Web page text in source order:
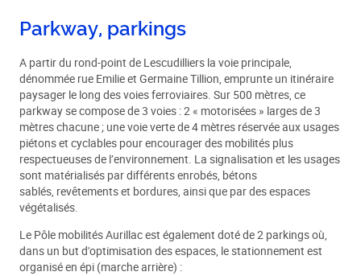
Parkway, parkings
A partir du rond-point de Lescudilliers la voie principale,
dénommée rue Emilie et Germaine Tillion, emprunte un itinéraire
paysager le long des voies ferroviaires. Sur 500 mètres, ce
parkway se compose de 3 voies : 2 « motorisées » larges de 3
mètres chacune ; une voie verte de 4 mètres réservée aux usages
piétons et cyclables pour encourager des mobilités plus
respectueuses de l’environnement. La signalisation et les usages
sont matérialisés par différents enrobés, bétons
sablés, revêtements et bordures, ainsi que par des espaces
végétalisés.
Le Pôle mobilités Aurillac est également doté de 2 parkings où,
dans un but d'optimisation des espaces, le stationnement est
organisé en épi (marche arrière) :